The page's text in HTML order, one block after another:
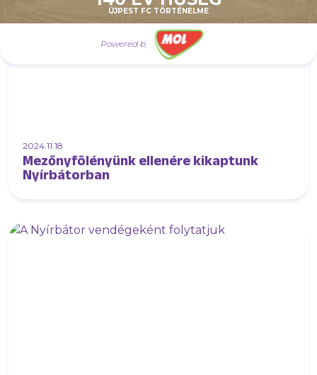
ÚJPEST FC TÖRTÉNELME
Powered by
2024.11.18
Mezőnyfölényünk ellenére kikaptunk
Nyírbátorban